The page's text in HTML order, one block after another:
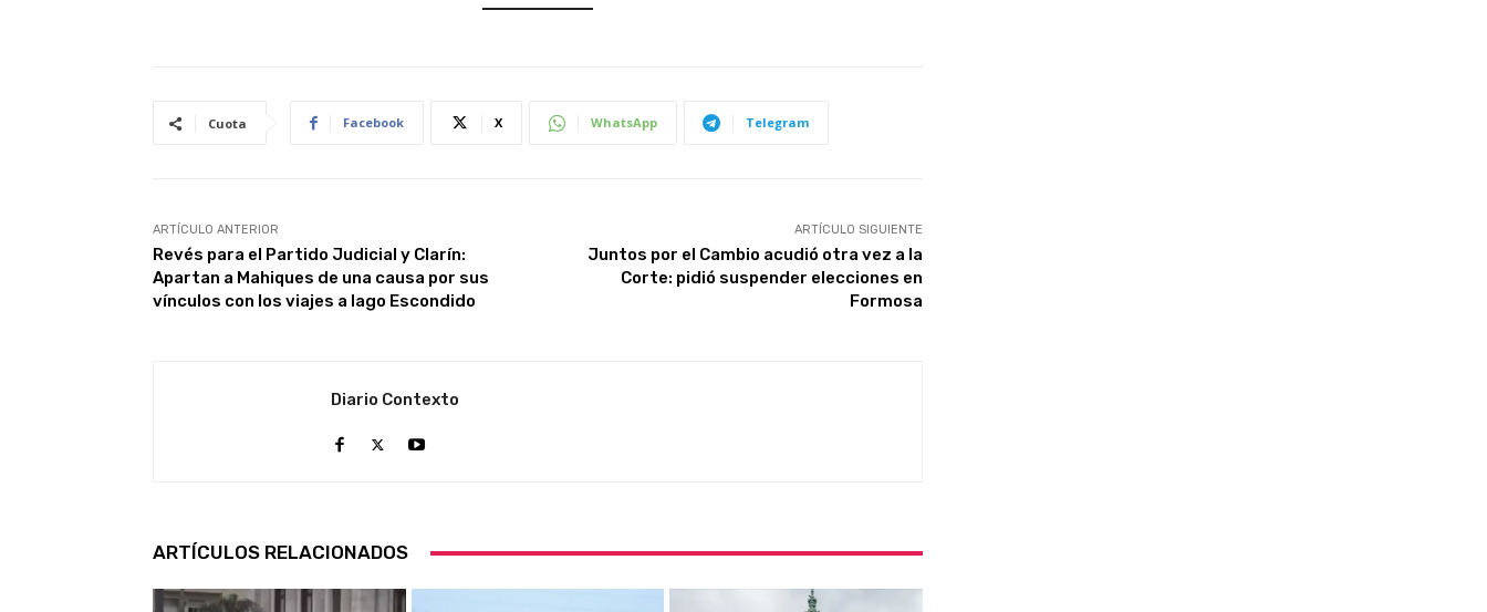
Cuota Facebook X WhatsApp Telegram
ARTÍCULO ANTERIOR
Revés para el Partido Judicial y Clarín:
Apartan a Mahiques de una causa por sus
vínculos con los viajes a lago Escondido
ARTÍCULO SIGUIENTE
Juntos por el Cambio acudió otra vez a la
Corte: pidió suspender elecciones en
Formosa
Diario Contexto
ARTÍCULOS RELACIONADOS